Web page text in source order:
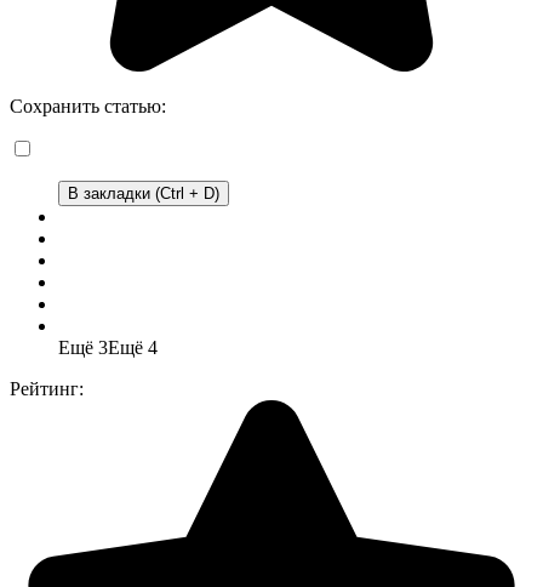
Сохранить статью:
В закладки (Ctrl + D)
Ещё 3Ещё 4
Рейтинг: